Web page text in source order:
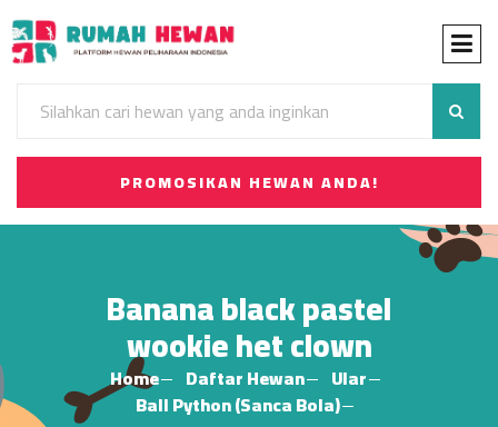
PROMOSIKAN HEWAN ANDA!
Banana black pastel
wookie het clown
Home Daftar Hewan
Ular
Ball Python (Sanca Bola)